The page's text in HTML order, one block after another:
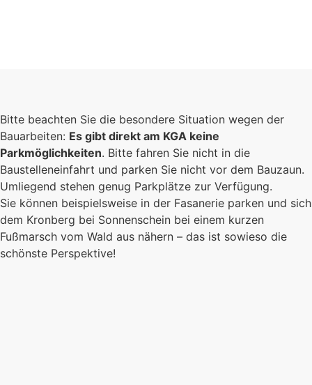
Bitte beachten Sie die besondere Situation wegen der
Bauarbeiten: Es gibt direkt am KGA keine
Parkmöglichkeiten. Bitte fahren Sie nicht in die
Baustelleneinfahrt und parken Sie nicht vor dem Bauzaun.
Umliegend stehen genug Parkplätze zur Verfügung.
Sie können beispielsweise in der Fasanerie parken und sich
dem Kronberg bei Sonnenschein bei einem kurzen
Fußmarsch vom Wald aus nähern – das ist sowieso die
schönste Perspektive!